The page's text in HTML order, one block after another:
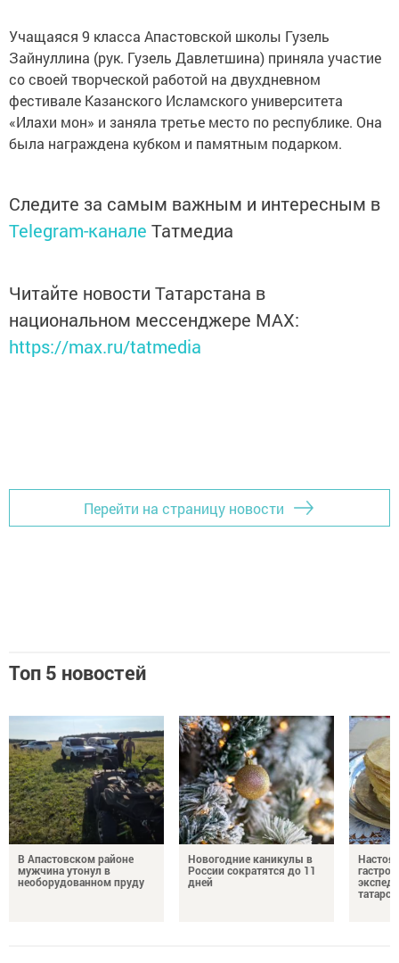
Учащаяся 9 класса Апастовской школы Гузель
Зайнуллина (рук. Гузель Давлетшина) приняла участие
со своей творческой работой на двухдневном
фестивале Казанского Исламского университета
«Илахи мон» и заняла третье место по республике. Она
была награждена кубком и памятным подарком.
Следите за самым важным и интересным в
Telegram-канале Татмедиа
Читайте новости Татарстана в
национальном мессенджере MАХ:
https://max.ru/tatmedia
Перейти на страницу новости
Топ 5 новостей
В Апастовском районе
мужчина утонул в
необорудованном пруду
Новогодние каникулы в
России сократятся до 11
дней